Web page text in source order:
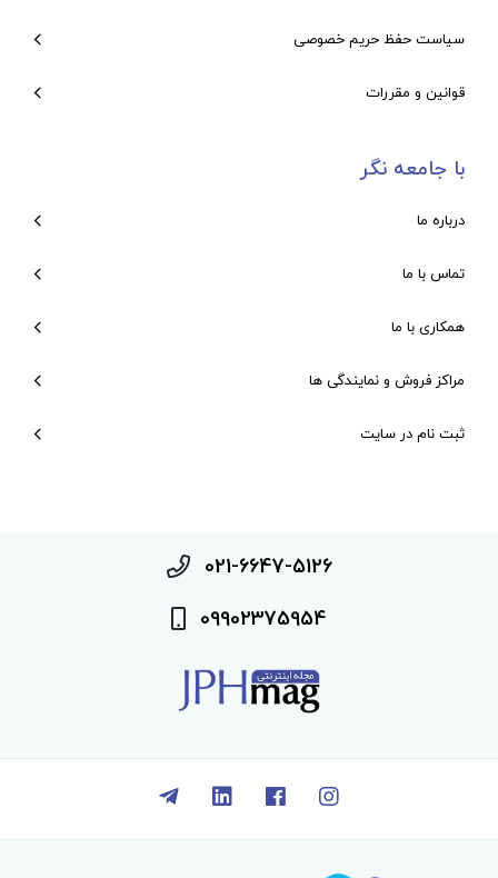
سیاست حفظ حریم خصوصی
قوانین و مقررات
با جامعه نگر
درباره ما
تماس با ما
همکاری با ما
مراکز فروش و نمایندگی ها
ثبت نام در سایت
021-6647-5126
09902375954